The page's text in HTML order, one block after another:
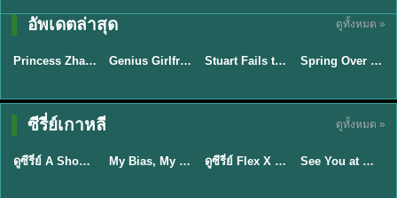
อัพเดตล่าสุด ดูทั้งหมด »
★8
พากย์ไทย/ซับ
ไทย
Princess Zhaoyang องค์หญิงเจาหยาง (2026) พากย์ไทย ซับไทย EP.1-18 ★9
พากย์ไทย/ซับ
Genius Girlfriend แฟนสาวอัจฉริยะ (2026) พากย์ไทย ซับไทย EP.1-28 ★9.3 Stuart Fails to Save the Universe สจ๊วตล่มแผนกู้จักรวาล (2026) พากย์ไทย ซับไทย EP.1-10
ซับไทย
Spring Over Phoenix Pond (2026) หงส์คืนบัลลังก์แค้น พากย์ไทย ซับไทย EP1-21
ซีรี่ย์เกาหลี ดูทั้งหมด »
★8 EP.16
พากย์ไทย
TH EP. 16
ดูซีรี่ย์ A Shop for Killers 2 ร้านลับนักฆ่า ซีซัน 2 (2026) ซับไทย-พากย์ไทย My Bias, My Boss เมื่อเมนฉันเป็นประธานบริษัท (2026) พากย์ไทย ซับไทย EP.1-12 ★8 EP.16
Sub EP. 16 | TH
ดูซีรี่ย์ Flex X Cop คุณชายสายสืบ (2024) พากย์ไทย-ซับไทย EP.1-16 (จบ) ★9
ซับไทย | พากย์
Sub EP. 8 | TH
See You at Work Tomorrow! เจอกันที่ออฟฟิศพรุ่งนี้นะ พากย์ไทย